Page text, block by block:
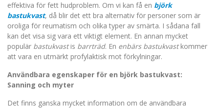
effektiva för fett hudproblem. Om vi kan få en björk
bastukvast, då blir det ett bra alternativ för personer som är
oroliga för reumatism och olika typer av smärta. I sådana fall
kan det visa sig vara ett viktigt element. En annan mycket
populär bastukvastis barrträd. En enbärs bastukvastkommer
att vara en utmärkt profylaktisk mot förkylningar.
Användbara egenskaper för en björk bastukvast:
Sanning och myter
Det finns ganska mycket information om de användbara